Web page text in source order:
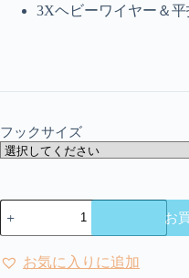
3Xヘビーワイヤー＆平
フックサイズ
が
ま
つ
お
お気に入りに追加